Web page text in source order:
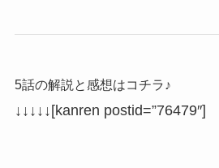
5話の解説と感想はコチラ♪
↓↓↓↓↓ [kanren postid=”76479″]